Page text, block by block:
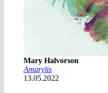
Mary Halvorson
Amarylis
13.05.2022